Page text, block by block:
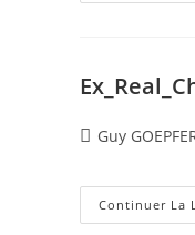
Guy
Continuer La